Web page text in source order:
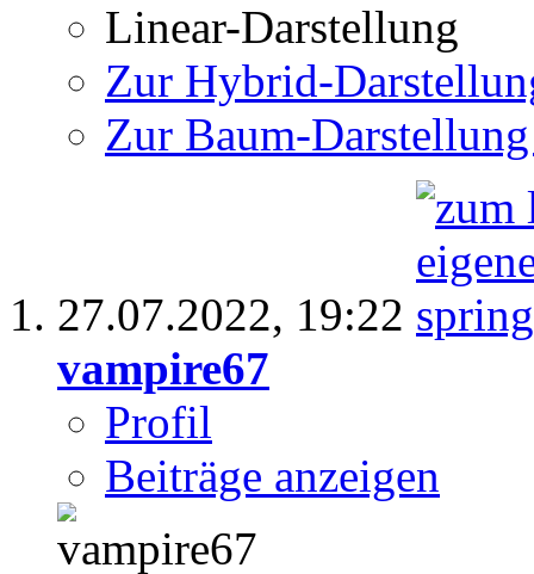
Linear-Darstellung
Zur Hybrid-
Zur Baum-
27.07.2022, 19:22
vampire67
Profil
Beiträge anzeigen